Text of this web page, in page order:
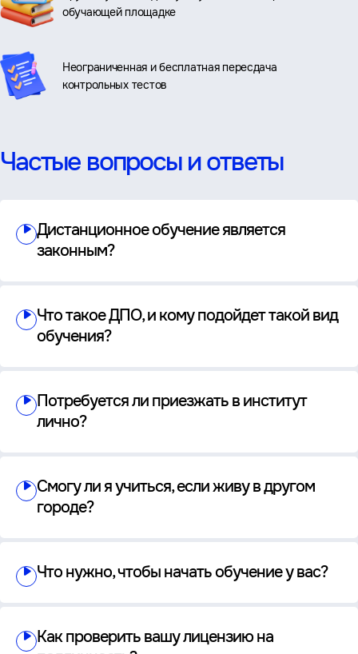
обучающей площадке
Неограниченная и бесплатная пересдача
контрольных тестов
Частые вопросы и ответы
Дистанционное обучение является
законным?
Что такое ДПО, и кому подойдет такой вид
обучения?
Потребуется ли приезжать в институт
лично?
Смогу ли я учиться, если живу в другом
городе?
Что нужно, чтобы начать обучение у вас?
Как проверить вашу лицензию на